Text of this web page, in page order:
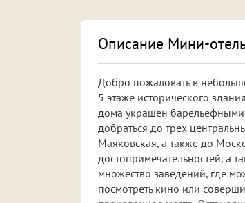
Описание Мини-
Добро пожаловать в
5 этаже исторического
дома украшен барельефными
добраться до трех
Маяковская, а также до
достопримечательностей, а
множество заведений, где
посмотреть кино или